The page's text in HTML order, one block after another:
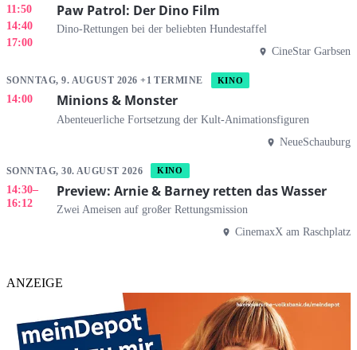
11:50
14:40
17:00
Paw Patrol: Der Dino Film
Dino-Rettungen bei der beliebten Hundestaffel
CineStar Garbsen
SONNTAG, 9. AUGUST 2026 +1 TERMINE KINO
14:00 Minions & Monster
Abenteuerliche Fortsetzung der Kult-Animationsfiguren
NeueSchauburg
SONNTAG, 30. AUGUST 2026 KINO
14:30–
16:12
Preview: Arnie & Barney retten das Wasser
Zwei Ameisen auf großer Rettungsmission
CinemaxX am Raschplatz
ANZEIGE